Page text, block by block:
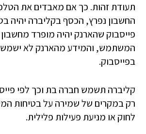
תעודת זהות. כך אם מאבדים את
החשבון נפרץ, הכסף בקליברה יהיה
פייסבוק שהארנק יהיה מופרד
המשתמש, והמידע מהארנק לא ישמש
בפייסבוק.
קליברה תשמש חברה בת וכך לפי
רק במקרים של שמירה על בטיחות
לחוק או מניעת פעילות פלילית.